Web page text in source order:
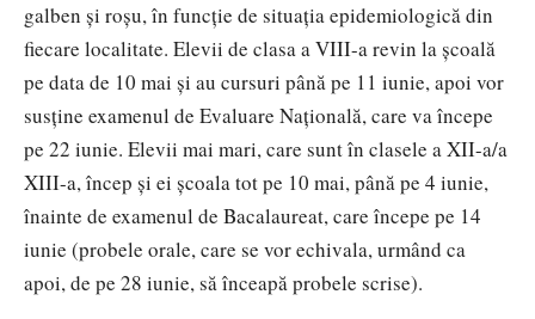
galben și roșu, în funcție de situația epidemiologică din
fiecare localitate. Elevii de clasa a VIII-a revin la școală
pe data de 10 mai și au cursuri până pe 11 iunie, apoi vor
susține examenul de Evaluare Națională, care va începe
pe 22 iunie. Elevii mai mari, care sunt în clasele a XII-a/a
XIII-a, încep și ei școala tot pe 10 mai, până pe 4 iunie,
înainte de examenul de Bacalaureat, care începe pe 14
iunie (probele orale, care se vor echivala, urmând ca
apoi, de pe 28 iunie, să înceapă probele scrise).